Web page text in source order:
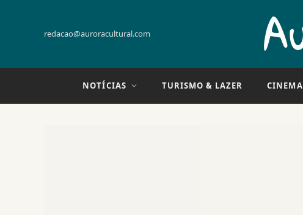
redacao@auroracultural.com
NOTÍCIAS TURISMO & LAZER CINEMA